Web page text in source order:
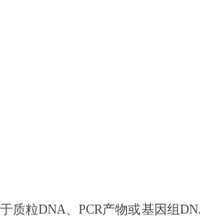
质粒DNA、PCR产物或基因组